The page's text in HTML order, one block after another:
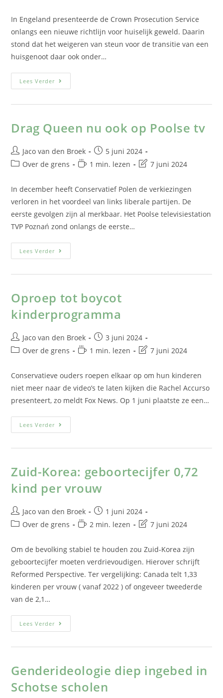
In Engeland presenteerde de Crown Prosecution Service
onlangs een nieuwe richtlijn voor huiselijk geweld. Daarin
stond dat het weigeren van steun voor de transitie van een
huisgenoot daar ook onder…
Lees Verder
Drag Queen nu ook op Poolse tv
Jaco van den Broek
5 juni 2024
Over de grens
1 min. lezen 7 juni 2024
In december heeft Conservatief Polen de verkiezingen
verloren in het voordeel van links liberale partijen. De
eerste gevolgen zijn al merkbaar. Het Poolse televisiestation
TVP Poznań zond onlangs de eerste…
Lees Verder
Oproep tot boycot
kinderprogramma
Jaco van den Broek
3 juni 2024
Over de grens
1 min. lezen 7 juni 2024
Conservatieve ouders roepen elkaar op om hun kinderen
niet meer naar de video’s te laten kijken die Rachel Accurso
presenteert, zo meldt Fox News. Op 1 juni plaatste ze een…
Lees Verder
Zuid-Korea: geboortecijfer 0,72
kind per vrouw
Jaco van den Broek
1 juni 2024
Over de grens
2 min. lezen 7 juni 2024
Om de bevolking stabiel te houden zou Zuid-Korea zijn
geboortecijfer moeten verdrievoudigen. Hierover schrijft
Reformed Perspective. Ter vergelijking: Canada telt 1,33
kinderen per vrouw ( vanaf 2022 ) of ongeveer tweederde
van de 2,1…
Lees Verder
Genderideologie diep ingebed in
Schotse scholen